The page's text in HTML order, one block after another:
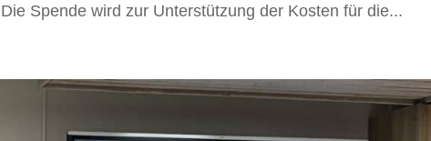
Spende wird zur Unterstützung der Kosten für die...